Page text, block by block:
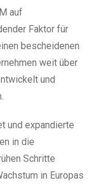
auf
Faktor für
bescheidenen
weit über
und
und expandierte
in die
Schritte
in Europas